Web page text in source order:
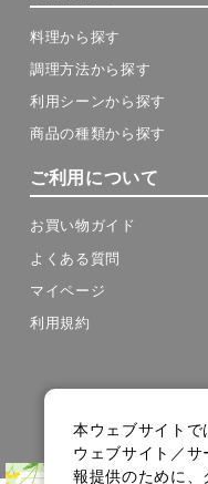
料理から探す
調理方法から探す
利用シーンから探す
商品の種類から探す
ご利用について
お買い物ガイド
よくある質問
マイページ
利用規約
本ウェブサイト
ウェブサイト／
報提供のために